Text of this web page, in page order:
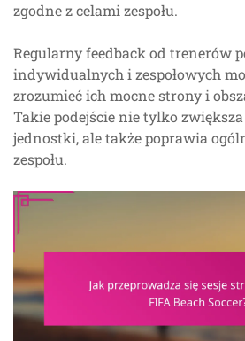
zgodne z celami zespołu.
Regularny feedback od trenerów
indywidualnych i zespołowych
zrozumieć ich mocne strony i
Takie podejście nie tylko
jednostki, ale także poprawia
zespołu.